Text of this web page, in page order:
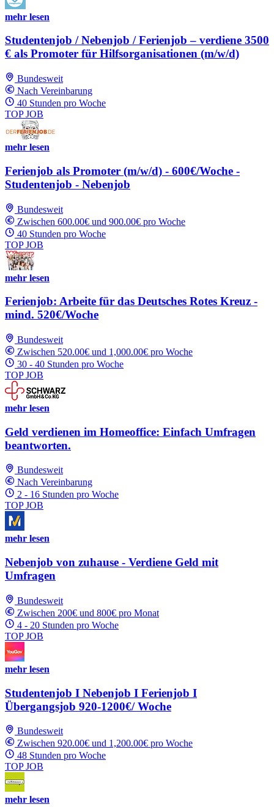
mehr lesen
Studentenjob / Nebenjob / Ferienjob – verdiene 3500
€ als Promoter für Hilfsorganisationen (m/w/d)
Bundesweit
Nach Vereinbarung
40 Stunden pro Woche
TOP JOB
mehr lesen
Ferienjob als Promoter (m/w/d) - 600€/Woche -
Studentenjob - Nebenjob
Bundesweit
Zwischen 600.00€ und 900.00€ pro Woche
40 Stunden pro Woche
TOP JOB
mehr lesen
Ferienjob: Arbeite für das Deutsches Rotes Kreuz -
mind. 520€/Woche
Bundesweit
Zwischen 520.00€ und 1,000.00€ pro Woche
30 - 40 Stunden pro Woche
TOP JOB
mehr lesen
Geld verdienen im Homeoffice: Einfach Umfragen
beantworten.
Bundesweit
Nach Vereinbarung
2 - 16 Stunden pro Woche
TOP JOB
mehr lesen
Nebenjob von zuhause - Verdiene Geld mit
Umfragen
Bundesweit
Zwischen 200€ und 800€ pro Monat
4 - 20 Stunden pro Woche
TOP JOB
mehr lesen
Studentenjob I Nebenjob I Ferienjob I
Übergangsjob 920-1200€/ Woche
Bundesweit
Zwischen 920.00€ und 1,200.00€ pro Woche
48 Stunden pro Woche
TOP JOB
mehr lesen